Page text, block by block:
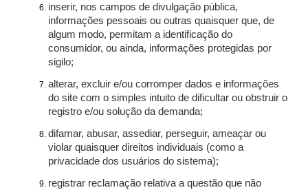
inserir, nos campos de divulgação pública,
informações pessoais ou outras quaisquer que, de
algum modo, permitam a identificação do
consumidor, ou ainda, informações protegidas por
sigilo;
alterar, excluir e/ou corromper dados e informações
do site com o simples intuito de dificultar ou obstruir o
registro e/ou solução da demanda;
difamar, abusar, assediar, perseguir, ameaçar ou
violar quaisquer direitos individuais (como a
privacidade dos usuários do sistema);
registrar reclamação relativa a questão que não